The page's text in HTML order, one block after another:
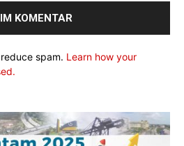
spam. Learn how your